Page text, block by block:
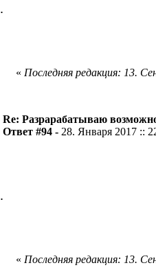
.
« Последняя редакция: 13.
Re: Разрарабатываю
Ответ #94 - 28. Января 2017 ::
.
« Последняя редакция: 13.